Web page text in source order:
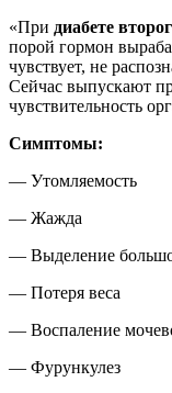
«При диабете
порой гормон
чувствует, не
Сейчас выпускают
чувствительность
Симптомы:
— Утомляемость
— Жажда
— Выделение
— Потеря веса
— Воспаление
— Фурункулез